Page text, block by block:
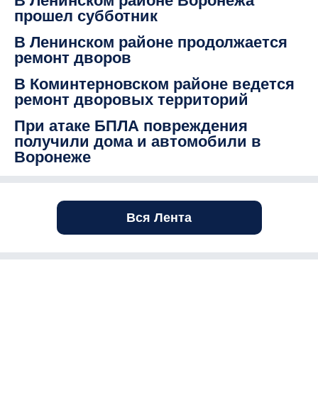
прошел субботник
В Ленинском районе продолжается
ремонт дворов
В Коминтерновском районе ведется
ремонт дворовых территорий
При атаке БПЛА повреждения
получили дома и автомобили в
Воронеже
Вся Лента